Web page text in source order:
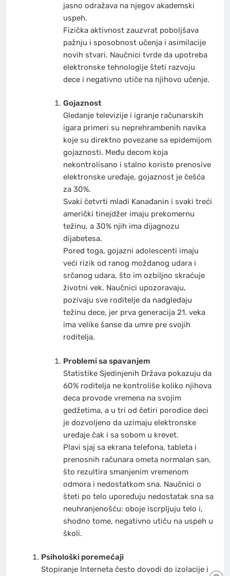
jasno odražava na njegov akademski
uspeh.
Fizička aktivnost zauzvrat poboljšava
pažnju i sposobnost učenja i asimilacije
novih stvari. Naučnici tvrde da upotreba
elektronske tehnologije šteti razvoju
dece i negativno utiče na njihovo učenje.
Gojaznost
Gledanje televizije i igranje računarskih
igara primeri su neprehrambenih navika
koje su direktno povezane sa epidemijom
gojaznosti. Među decom koja
nekontrolisano i stalno koriste prenosive
elektronske uređaje, gojaznost je češća
za 30%.
Svaki četvrti mladi Kanađanin i svaki treći
američki tinejdžer imaju prekomernu
težinu, a 30% njih ima dijagnozu
dijabetesa.
Pored toga, gojazni adolescenti imaju
veći rizik od ranog moždanog udara i
srčanog udara, što im ozbiljno skraćuje
životni vek. Naučnici upozoravaju,
pozivaju sve roditelje da nadgledaju
težinu dece, jer prva generacija 21. veka
ima velike šanse da umre pre svojih
roditelja.
Problemi sa spavanjem
Statistike Sjedinjenih Država pokazuju da
60% roditelja ne kontroliše koliko njihova
deca provode vremena na svojim
gedžetima, a u tri od četiri porodice deci
je dozvoljeno da uzimaju elektronske
uređaje čak i sa sobom u krevet.
Plavi sjaj sa ekrana telefona, tableta i
prenosnih računara ometa normalan san,
što rezultira smanjenim vremenom
odmora i nedostatkom sna. Naučnici o
šteti po telo upoređuju nedostatak sna sa
neuhranjenošću: oboje iscrpljuju telo i,
shodno tome, negativno utiču na uspeh u
školi.
Psihološki poremećaji
Stopiranje Interneta često dovodi do izolacije i